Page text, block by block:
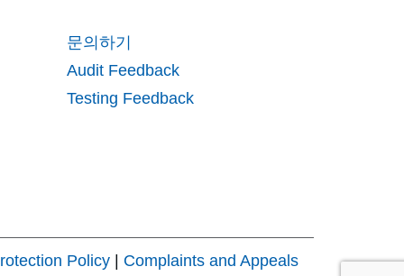
문의하기
Audit Feedback
Testing Feedback
Policy| Complaints and Appeals